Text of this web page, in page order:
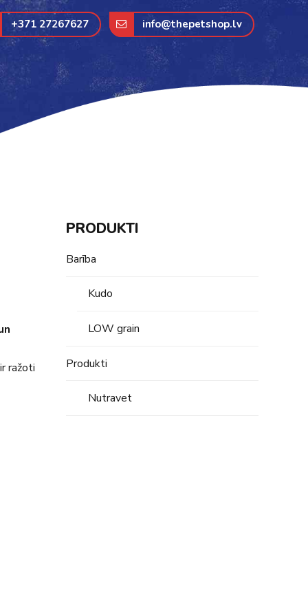
+371 27267627 info@thepetshop.lv
ražoti
PRODUKTI
Barība
Kudo
LOW grain
Produkti
Nutravet